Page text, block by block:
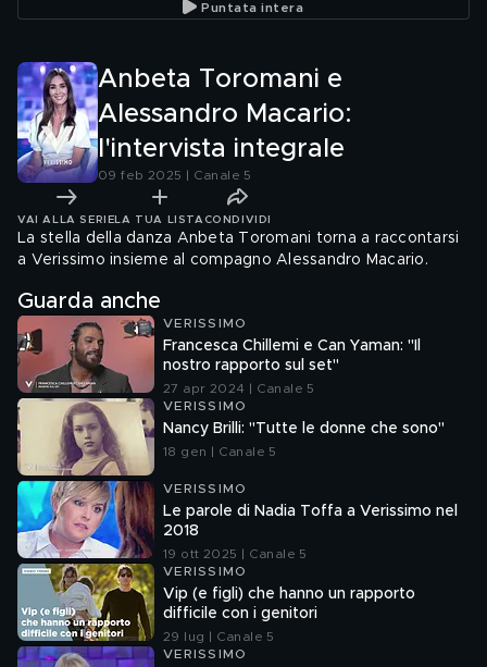
Puntata intera
Anbeta Toromani e
Alessandro Macario:
l'intervista integrale
09 feb 2025 | Canale 5
VAI ALLA SERIE LA TUA LISTA CONDIVIDI
La stella della danza Anbeta Toromani torna a raccontarsi
a Verissimo insieme al compagno Alessandro Macario.
Guarda anche
VERISSIMO
Francesca Chillemi e Can Yaman: "Il
nostro rapporto sul set"
27 apr 2024 | Canale 5
VERISSIMO
Nancy Brilli: "Tutte le donne che sono"
18 gen | Canale 5
VERISSIMO
Le parole di Nadia Toffa a Verissimo nel
2018
19 ott 2025 | Canale 5
VERISSIMO
Vip (e figli) che hanno un rapporto
difficile con i genitori
29 lug | Canale 5
VERISSIMO